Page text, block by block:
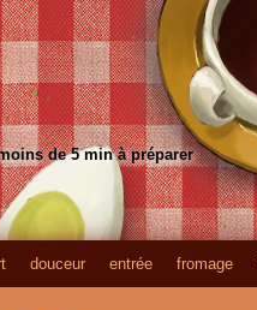
de 5 min à préparer
douceur entrée fromage